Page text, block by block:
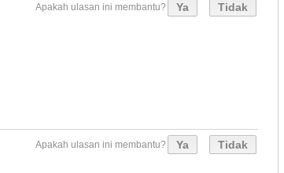
Apakah ulasan ini membantu? Ya Tidak
Apakah ulasan ini membantu? Ya Tidak